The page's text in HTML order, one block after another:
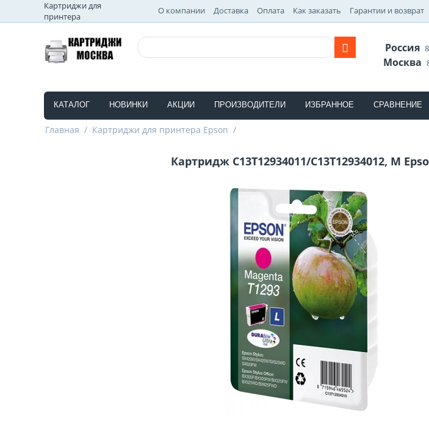
Картриджи для
принтера
О компании Доставка Оплата Как заказать Гарантии и возврат
Россия
Москва
КАТАЛОГ НОВИНКИ АКЦИИ ПРОИЗВОДИТЕЛИ ИЗБРАННОЕ СРАВНЕНИЕ
Главная / Картриджи для принтера Epson /
Картридж C13T12934011/C13T12934012, M